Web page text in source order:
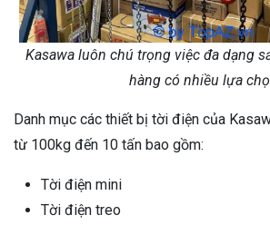
Kasawa luôn chú trọng việc đa dạng
hàng có nhiều lựa
Danh mục các thiết bị tời điện của
từ 100kg đến 10 tấn bao gồm:
Tời điện mini
Tời điện treo